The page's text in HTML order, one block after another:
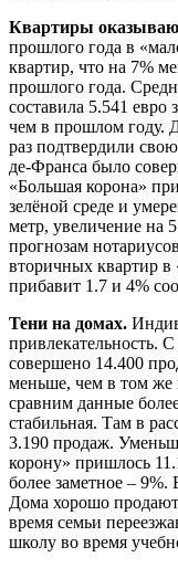
Квартиры
прошлого года в
квартир, что на 7%
прошлого года.
составила 5.541
чем в прошлом году.
раз подтвердили
де-Франса было
«Большая корона»
зелёной среде и
метр, увеличение на
прогнозам
вторичных квартир в
прибавит 1.7 и 4%
Тени на домах.
привлекательность.
совершено 14.400
меньше, чем в том же
сравним данные
стабильная. Там в
3.190 продаж.
корону» пришлось
более заметное – 9%.
Дома хорошо
время семьи
школу во время